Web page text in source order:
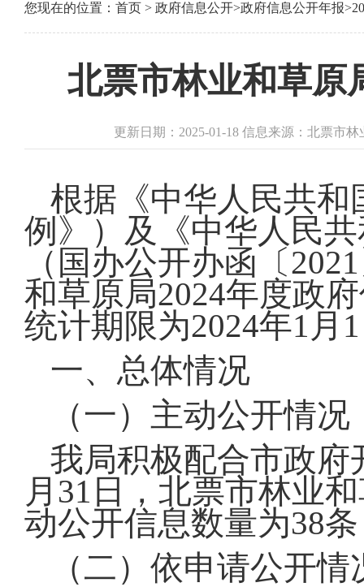
您现在的位置： 首页 > 政府信息公开>政府信息公开年报>
北票市林业和草原
更新日期：2025-01-18 信息来源：北票市
根据《中华人民共
例》）及《中华人民
（国办公开办函〔
和草原局2024年度政
统计期限为2024年1月
一、总体情况
（一）主动公开情况
我局积极配合市政府
月31日，北票市林业
动公开信息数量为38
（二）依申请公开情